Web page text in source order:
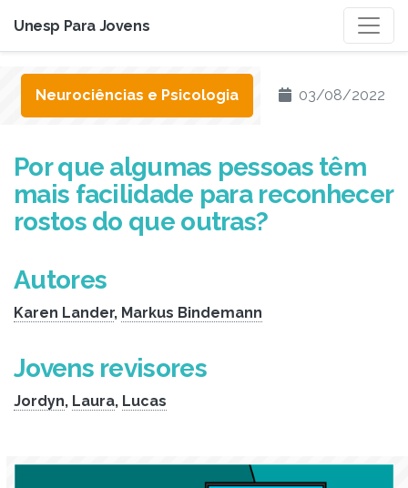
Unesp Para Jovens
Neurociências e Psicologia 03/08/2022
Por que algumas pessoas têm
mais facilidade para reconhecer
rostos do que outras?
Autores
Karen Lander, Markus Bindemann
Jovens revisores
Jordyn, Laura, Lucas